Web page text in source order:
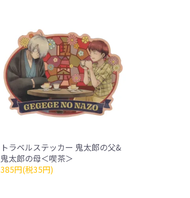
トラベルステッカー 鬼太郎の父&
鬼太郎の母＜喫茶＞
385円(税35円)